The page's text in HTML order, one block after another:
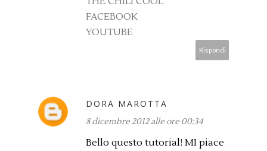
FACEBOOK
YOUTUBE
Rispondi
DORA MAROTTA
8 dicembre 2012 alle ore 00:34
Bello questo tutorial! MI piace